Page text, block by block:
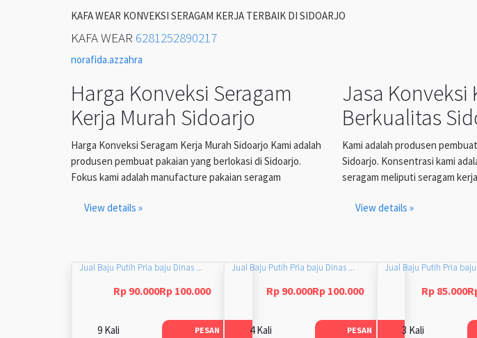
KAFA WEAR KONVEKSI SERAGAM KERJA TERBAIK DI SIDOARJO
KAFA WEAR 6281252890217
norafida.azzahra
Harga Konveksi Seragam
Kerja Murah Sidoarjo
Harga Konveksi Seragam Kerja Murah Sidoarjo Kami adalah
produsen pembuat pakaian yang berlokasi di Sidoarjo.
Fokus kami adalah manufacture pakaian seragam
View details »
Jasa Konveksi
Berkualitas
Kami adalah produsen
Sidoarjo. Konsentrasi kami
seragam meliputi seragam
View details »
Jual Baju Putih Pria baju Dinas ...
Rp 90.000Rp 100.000
9 Kali PESAN
Jual Baju Putih Pria baju Dinas ...
Rp 90.000Rp 100.000
4 Kali PESAN
Jual Baju Putih Pria baju
Rp
3 Kali